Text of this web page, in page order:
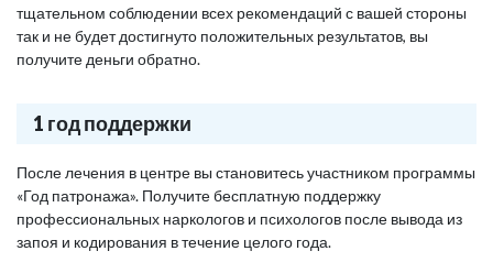
тщательном соблюдении всех рекомендаций с вашей стороны
так и не будет достигнуто положительных результатов, вы
получите деньги обратно.
1 год поддержки
После лечения в центре вы становитесь участником программы
«Год патронажа». Получите бесплатную поддержку
профессиональных наркологов и психологов после вывода из
запоя и кодирования в течение целого года.